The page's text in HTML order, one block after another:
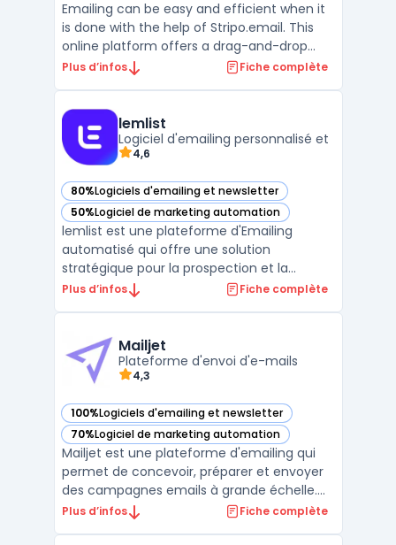
Emailing can be easy and efficient when it
is done with the help of Stripo.email. This
online platform offers a drag-and-drop
editor that is intuitive and user-friendly. It is
your customers. Stripo.email also has a l ...
Plus d’infos Fiche complète
lemlist
Logiciel d'emailing personnalisé et
4,6
80%Logiciels d'emailing et newsletter
— voir lemlist dans cette catégorie
50%Logiciel de marketing automation
— voir lemlist dans cette catégorie
lemlist est une plateforme d'Emailing
automatisé qui offre une solution
stratégique pour la prospection et la
communication client. Avec ses
des e-mails en temps réel et les
intégrations avec les applications de premi
Plus d’infos Fiche complète
Mailjet
Plateforme d'envoi d'e-mails
4,3
100%Logiciels d'emailing et newsletter
— voir Mailjet dans cette catégorie
70%Logiciel de marketing automation
— voir Mailjet dans cette catégorie
Mailjet est une plateforme d'emailing qui
permet de concevoir, préparer et envoyer
des campagnes emails à grande échelle.
Elle offre également des fonctionnalités
Plus d’infos Fiche complète